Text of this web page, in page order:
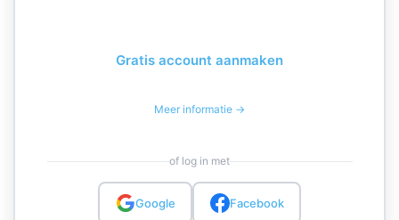
Gratis account aanmaken
Meer informatie →
of log in met
Google Facebook